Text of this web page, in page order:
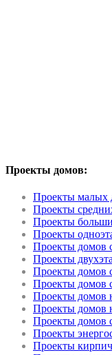
Проекты домов:
Проекты малых
Проекты
Проекты
Проекты
Проекты домов
Проекты
Проекты домов
Проекты домов
Проекты домов
Проекты домов
Проекты домов
Проекты
Проекты